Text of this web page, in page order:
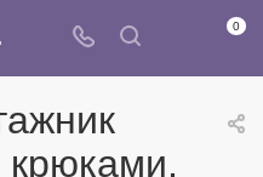
0
крюками,